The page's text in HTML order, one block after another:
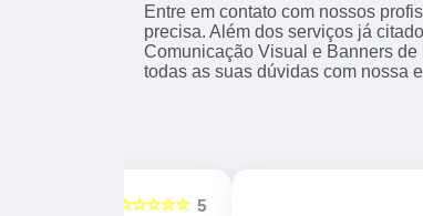
Entre em contato com nossos
precisa. Além dos serviços já
Comunicação Visual e Banners
todas as suas dúvidas com nossa